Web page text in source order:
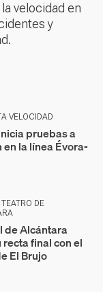
velocidad en
y
VELOCIDAD
pruebas a
la línea Évora-
TEATRO DE
de Alcántara
final con el
El Brujo